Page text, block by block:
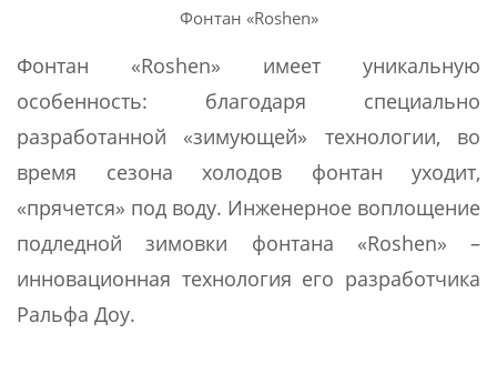
Фонтан «Roshen»
Фонтан «Roshen» имеет уникальную
особенность: благодаря специально
разработанной «зимующей» технологии, во
время сезона холодов фонтан уходит,
«прячется» под воду. Инженерное воплощение
подледной зимовки фонтана «Roshen» –
инновационная технология его разработчика
Ральфа Доу.